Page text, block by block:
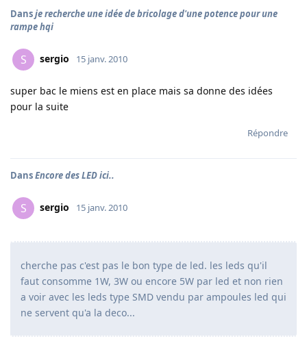
Dansje recherche une idée de bricolage d'une potence pour une
rampe hqi
S sergio 15 janv. 2010
super bac le miens est en place mais sa donne des idées
pour la suite
Répondre
DansEncore des LED ici..
S sergio 15 janv. 2010
cherche pas c'est pas le bon type de led. les leds qu'il
faut consomme 1W, 3W ou encore 5W par led et non rien
a voir avec les leds type SMD vendu par ampoules led qui
ne servent qu'a la deco...